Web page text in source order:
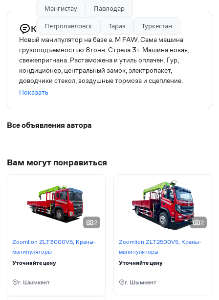
Комментарий продавца
Новый манипулятор на базе а. М FAW. Сама машина
грузоподъемностью 8тонн. Стрела 3т. Машина новая,
свежепригнана. Растаможена и утиль оплачен. Гур,
кондиционер, центральный замок, электропакет,
доводчики стекол, воздушные тормоза и сцепление.
Усиленная рама. Длинна бортов 5.20, ширина 2.20.
Показать
Все объявления автора
Вам могут понравиться
2
Zoomlion ZLT3000V5, Краны-
манипуляторы
Уточняйте цену
г. Шымкент
2
Zoomlion ZLT2500V5, Краны-
манипуляторы
Уточняйте цену
г. Шымкент
Мангистау
Павлодар
Петропавловск
Тараз Туркестан